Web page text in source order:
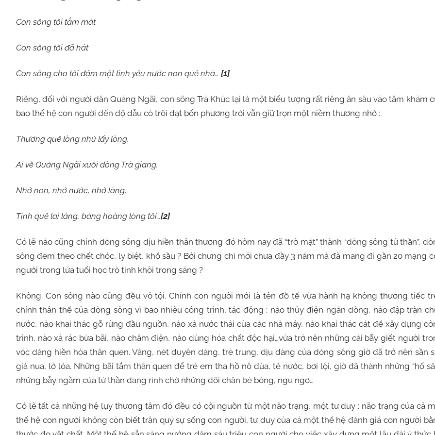
Con sông tôi tắm mát
Con sông tôi đã hát
Con sông cho tôi đậm một tình yêu nước non quê nhà… [1]
Riêng, đối với người dân Quảng Ngãi, con sông Trà Khúc lại là một biểu tượng rất riêng ăn sâu vào tâm khảm
bao thế hệ con người đến độ dẫu có trôi dạt bốn phương trời vẫn giữ trọn một niềm thương nhớ :
Thương quê lòng nhủ lấy lòng,
Ai về Quảng Ngãi xuôi dòng Trà giang.
Nhớ non, nhớ nước, nhớ làng,
Tình quê lai láng, bàng hoàng lòng tôi…[2]
Có lẽ nào cũng chính dòng sông dịu hiền thân thương đó hôm nay đã “trở mặt” thành “dòng sông tử thần”,
sông đem theo chết chóc, ly biệt, khổ sầu ? Bởi chưng chỉ mới chưa đầy 3 năm mà đã mang đi gần 20 mạng
người trong lứa tuổi học trò tinh khôi trong sáng ?
Không. Con sông nào cũng đều vô tội. Chính con người mới là tên đồ tể vừa hành hạ không thương tiếc
chính thân thể của dòng sông vì bao nhiêu công trình, tác động : nào thủy điện ngăn dòng, nào đập tràn
nước, nào khai thác gỗ rừng đầu nguồn, nào xả nước thải của các nhà máy, nào khai thác cát để xây dựng
trình, nào xả rác bừa bãi, nào châm điện, nào dùng hóa chất độc hại…vừa trở nên những cái bẫy giết người
vóc dáng hiền hòa thân quen. Vâng, nét duyên dáng, trẻ trung, dịu dàng của dòng sông giờ đã trở nên sần
già nua, lở lóa. Những bãi tắm thân quen để trẻ em tha hồ nô đùa, té nước, bơi lội, giờ đã thành những “hố
những bẫy ngầm của tử thần dang rình chờ những đôi chân bé bỏng, ngu ngơ…
Có lẽ tất cả những hệ lụy thương tâm đó đều có cội nguồn từ một não trạng, một tư duy : não trạng của cả
thế hệ con người không còn biết trân quý sự sống con người, tư duy của cả một thế hệ đánh giá con người